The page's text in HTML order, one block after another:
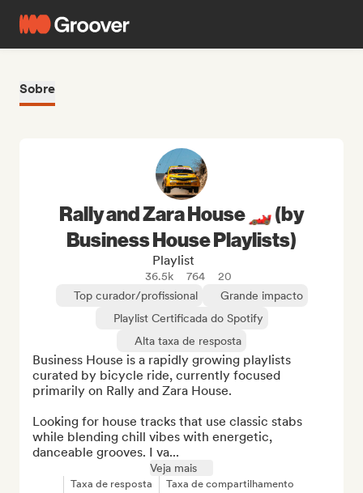
Sobre
Rally and Zara House 🏎️ (by
Business House Playlists)
Playlist
36.5k 764
20
Top curador/profissional
Grande impacto
Playlist Certificada do Spotify
Alta taxa de resposta
Business House is a rapidly growing playlists
curated by bicycle ride, currently focused
primarily on Rally and Zara House.
Looking for house tracks that use classic stabs
while blending chill vibes with energetic,
danceable grooves. I va...
Veja mais
Taxa de resposta Taxa de compartilhamento